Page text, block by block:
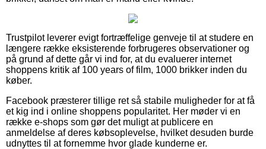
Trustpilot leverer evigt fortræffelige genveje til at studere en
længere række eksisterende forbrugeres observationer og
på grund af dette går vi ind for, at du evaluerer internet
shoppens kritik af 100 years of film, 1000 brikker inden du
køber.
Facebook præsterer tillige ret så stabile muligheder for at få
et kig ind i online shoppens popularitet. Her møder vi en
række e-shops som gør det muligt at publicere en
anmeldelse af deres købsoplevelse, hvilket desuden burde
udnyttes til at fornemme hvor glade kunderne er.